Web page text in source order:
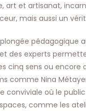
art et artisanat,
mais aussi un
pédagogique
des experts
cinq sens ou encore
comme Nina
où le
comme les